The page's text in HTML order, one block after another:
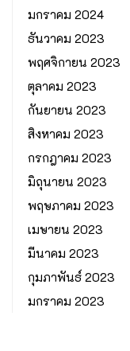
มกราคม 2024
ธันวาคม 2023
พฤศจิกายน 2023
ตุลาคม 2023
กันยายน 2023
สิงหาคม 2023
กรกฎาคม 2023
มิถุนายน 2023
พฤษภาคม 2023
เมษายน 2023
มีนาคม 2023
กุมภาพันธ์ 2023
มกราคม 2023